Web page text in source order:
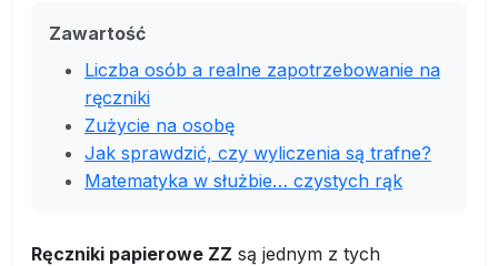
Zawartość
Liczba osób a realne zapotrzebowanie na
ręczniki
Zużycie na osobę
Jak sprawdzić, czy wyliczenia są trafne?
Matematyka w służbie… czystych rąk
Ręczniki papierowe ZZ są jednym z tych